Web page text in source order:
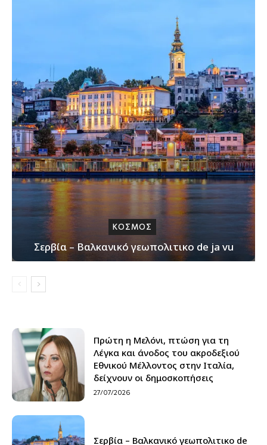
ΚΟΣΜΟΣ
Σερβία – Βαλκανικό γεωπολιτικο de ja vu
Πρώτη η Μελόνι, πτώση για τη
Λέγκα και άνοδος του ακροδεξιού
Εθνικού Μέλλοντος στην Ιταλία,
δείχνουν οι δημοσκοπήσεις
27/07/2026
Σερβία – Βαλκανικό γεωπολιτικο de